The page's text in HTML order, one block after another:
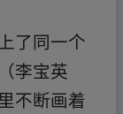
了同一个
李宝英
不断画着